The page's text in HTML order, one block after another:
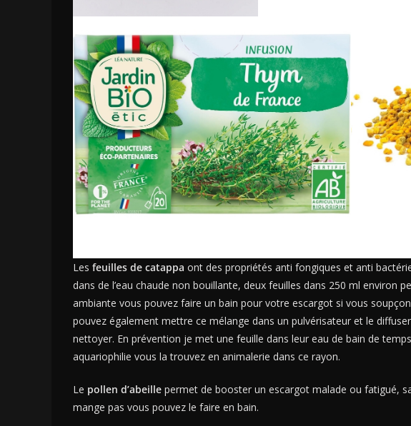
Les feuilles de catappa ont des propriétés anti fongiques et anti
dans de l’eau chaude non bouillante, deux feuilles dans 250 ml environ
ambiante vous pouvez faire un bain pour votre escargot si vous
pouvez également mettre ce mélange dans un pulvérisateur et le
nettoyer. En prévention je met une feuille dans leur eau de bain de
aquariophilie vous la trouvez en animalerie dans ce rayon.
Le pollen d’abeille permet de booster un escargot malade ou fatigué,
mange pas vous pouvez le faire en bain.